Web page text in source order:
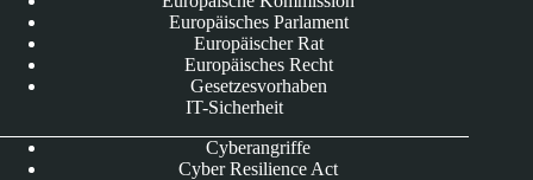
Europäisches Parlament
Europäischer Rat
Europäisches Recht
Gesetzesvorhaben
IT-Sicherheit
Cyberangriffe
Cyber Resilience Act